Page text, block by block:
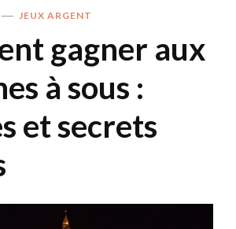
JEUX ARGENT
gagner aux
à sous :
et secrets